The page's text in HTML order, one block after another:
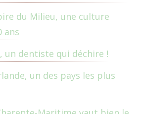
du Milieu, une culture
ans
un dentiste qui déchire !
un des pays les plus